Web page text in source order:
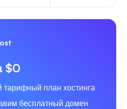
$0
тарифный план хостинга
бесплатный домен